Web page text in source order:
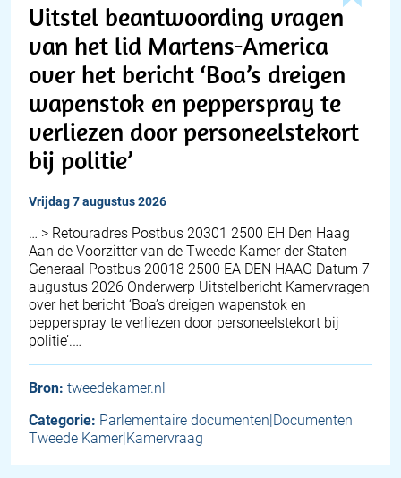
Uitstel beantwoording vragen
van het lid Martens-America
over het bericht ‘Boa’s dreigen
wapenstok en pepperspray te
verliezen door personeelstekort
bij politie’
vrijdag 7 augustus 2026
… > Retouradres Postbus 20301 2500 EH Den Haag
Aan de Voorzitter van de Tweede Kamer der Staten-
Generaal Postbus 20018 2500 EA DEN HAAG Datum 7
augustus 2026 Onderwerp Uitstelbericht Kamervragen
over het bericht ‘Boa’s dreigen wapenstok en
pepperspray te verliezen door personeelstekort bij
politie’.…
Bron: tweedekamer.nl
Categorie: Parlementaire documenten|Documenten
Tweede Kamer|Kamervraag